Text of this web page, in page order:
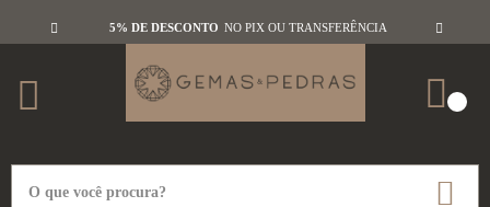
5% DE DESCONTO NO PIX OU TRANSFERÊNCIA